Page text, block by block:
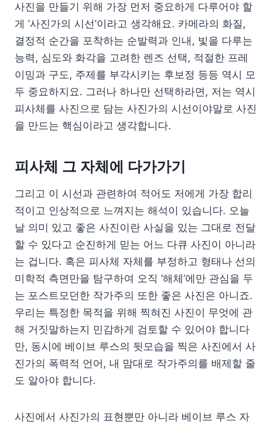
사진을 만들기 위해 가장 먼저 중요하게 다루어야 할
게 ‘사진가의 시선’이라고 생각해요. 카메라의 화질,
결정적 순간을 포착하는 순발력과 인내, 빛을 다루는
능력, 심도와 화각을 고려한 렌즈 선택, 적절한 프레
이밍과 구도, 주제를 부각시키는 후보정 등등 역시 모
두 중요하지요. 그러나 하나만 선택하라면, 저는 역시
피사체를 사진으로 담는 사진가의 시선이야말로 사진
을 만드는 핵심이라고 생각합니다.
피사체 그 자체에 다가가기
그리고 이 시선과 관련하여 적어도 저에게 가장 합리
적이고 인상적으로 느껴지는 해석이 있습니다. 오늘
날 의미 있고 좋은 사진이란 사실을 있는 그대로 전달
할 수 있다고 순진하게 믿는 어느 다큐 사진이 아니라
는 겁니다. 혹은 피사체 자체를 부정하고 형태나 선의
미학적 측면만을 탐구하여 오직 ‘해체’에만 관심을 두
는 포스트모던한 작가주의 또한 좋은 사진은 아니죠.
우리는 특정한 목적을 위해 찍혀진 사진이 무엇에 관
해 거짓말하는지 민감하게 검토할 수 있어야 합니다
만, 동시에 베이브 루스의 뒷모습을 찍은 사진에서 사
진가의 폭력적 언어, 내 맘대로 작가주의를 배제할 줄
도 알아야 합니다.
사진에서 사진가의 표현뿐만 아니라 베이브 루스 자